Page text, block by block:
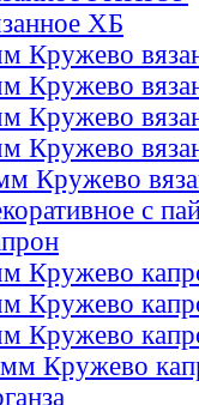
ХБ
Кружево
Кружево
Кружево
Кружево
Кружево
с
Кружево
Кружево
Кружево
Кружево